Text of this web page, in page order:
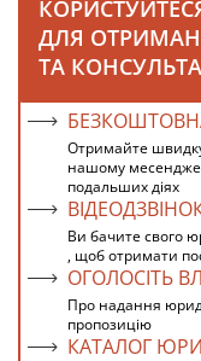
ДЛЯ
ТА
Отримайте
нашому
подальших діях
Ви бачите свого
, щоб отримати
ОГОЛОСІТЬ
Про надання
пропозицію
КАТАЛОГ